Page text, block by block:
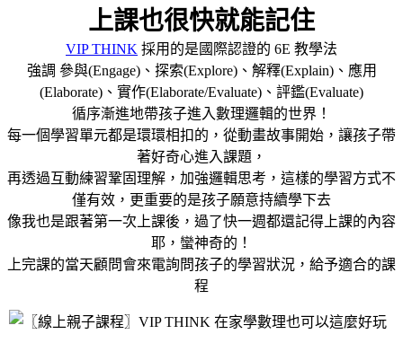
上課也很快就能記住
VIP THINK 採用的是國際認證的 6E 教學法
強調 參與(Engage)、探索(Explore)、解釋(Explain)、應用
(Elaborate)、實作(Elaborate/Evaluate)、評鑑(Evaluate)
循序漸進地帶孩子進入數理邏輯的世界！
每一個學習單元都是環環相扣的，從動畫故事開始，讓孩子帶
著好奇心進入課題，
再透過互動練習鞏固理解，加強邏輯思考，這樣的學習方式不
僅有效，更重要的是孩子願意持續學下去
像我也是跟著第一次上課後，過了快一週都還記得上課的內容
耶，蠻神奇的！
上完課的當天顧問會來電詢問孩子的學習狀況，給予適合的課
程